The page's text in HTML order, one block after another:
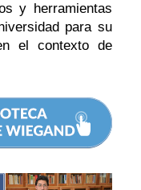
y herramientas
para su
el contexto de